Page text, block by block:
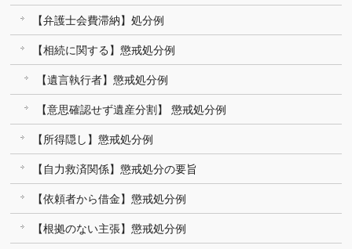
【弁護士会費滞納】処分例
【相続に関する】懲戒処分例
【遺言執行者】懲戒処分例
【意思確認せず遺産分割】 懲戒処分例
【所得隠し】懲戒処分例
【自力救済関係】懲戒処分の要旨
【依頼者から借金】懲戒処分例
【根拠のない主張】懲戒処分例